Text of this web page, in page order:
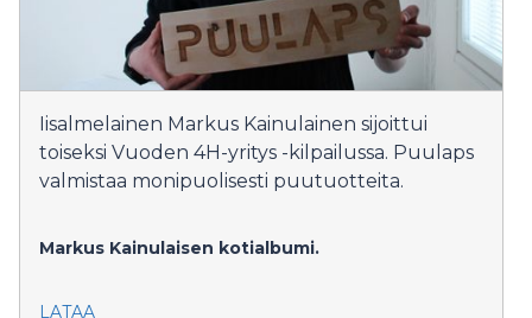
Iisalmelainen Markus Kainulainen sijoittui
toiseksi Vuoden 4H-yritys -kilpailussa. Puulaps
valmistaa monipuolisesti puutuotteita.
Markus Kainulaisen kotialbumi.
LATAA